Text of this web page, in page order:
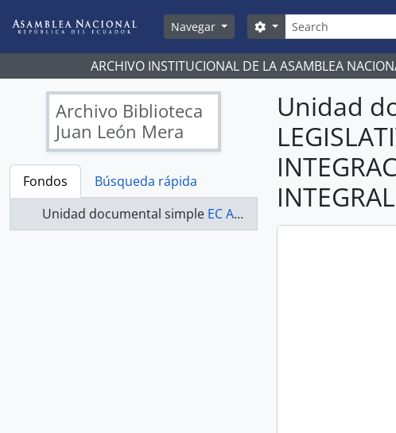
Navegar
Búsqueda
Search options
ARCHIVO INSTITUCIONAL DE LA ASAMBLEA
Archivo Biblioteca
Juan León Mera
Fondos
Búsqueda rápida
Unidad documental simple EC AN ABJLM COMISIONES LEGISLATIVAS 2019-2021 - ACTAS COMISIÓN DE SOBERANÍA, INTEGRACIÓN, RELACIONES INTERNACIONALES Y SEGURIDAD INTEGRAL
Unidad
INTEGRAL